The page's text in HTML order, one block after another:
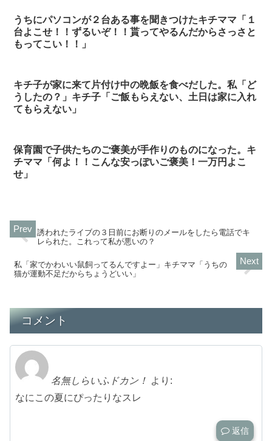
うちにパソコンが２台ある事を聞きつけたキチママ「１
台よこせ！！ずるいぞ！！貰ってやるんだからさっさと
もってこい！！」
キチ子が家に来て片付け中の晩飯を食べだした。私「ど
うしたの？」キチ子「ご飯もらえない、土日は家に入れ
てもらえない」
保育園で子供たちのご褒美が手作りのものになった。キ
チママ「何よ！！こんな安っぽいご褒美！一万円よこ
せ」
誘われたライブの３日前にお断りのメールをしたら電話でキ
レられた。これって私が悪いの？
私「家でかわいい鼠飼ってるんですよー」キチママ「うちの
猫が運動不足だからちょうどいい」
コメント
名無しらいふドカン！ より:
なにこの夏にぴったりなスレ
返信